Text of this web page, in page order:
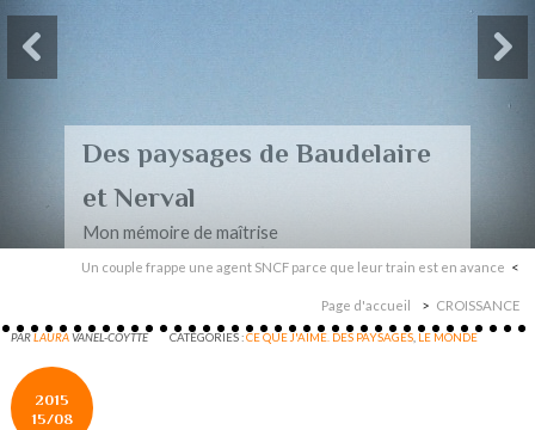
Des paysages de Baudelaire
et Nerval
Mon mémoire de maîtrise
Un couple frappe une agent SNCF parce que leur train est en avance
Page d'accueil CROISSANCE
PARLAURAVANEL-COYTTE CATÉGORIES :CE QUE J'AIME. DES PAYSAGES LE MONDE
2015
15/08